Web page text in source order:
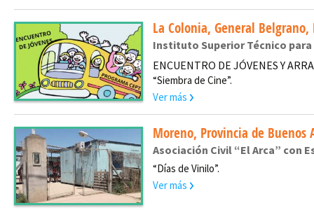
La Colonia, General
Instituto Superior Técnico para
ENCUENTRO DE JÓVENES Y
“Siembra de Cine”.
Ver más
Moreno, Provincia de Buenos
Asociación Civil “El Arca” con
“Días de Vinilo”.
Ver más